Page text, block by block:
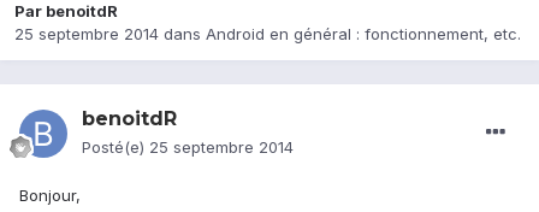
Par benoitdR
25 septembre 2014 dans Android en général : fonctionnement, etc.
benoitdR
Posté(e) 25 septembre 2014
Bonjour,